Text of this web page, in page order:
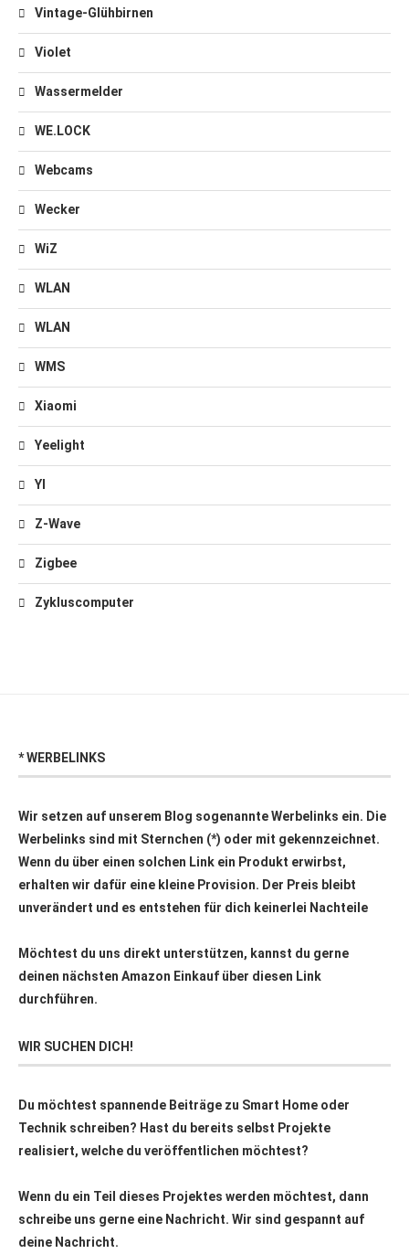
Vintage-Glühbirnen
Violet
Wassermelder
WE.LOCK
Webcams
Wecker
WiZ
WLAN
WLAN
WMS
Xiaomi
Yeelight
YI
Z-Wave
Zigbee
Zykluscomputer
* WERBELINKS
Wir setzen auf unserem Blog sogenannte Werbelinks ein. Die
Werbelinks sind mit Sternchen (*) oder mit gekennzeichnet.
Wenn du über einen solchen Link ein Produkt erwirbst,
erhalten wir dafür eine kleine Provision. Der Preis bleibt
unverändert und es entstehen für dich keinerlei Nachteile
Möchtest du uns direkt unterstützen, kannst du gerne
deinen nächsten Amazon Einkauf über diesen Link
durchführen.
WIR SUCHEN DICH!
Du möchtest spannende Beiträge zu Smart Home oder
Technik schreiben? Hast du bereits selbst Projekte
realisiert, welche du veröffentlichen möchtest?
Wenn du ein Teil dieses Projektes werden möchtest, dann
schreibe uns gerne eine Nachricht. Wir sind gespannt auf
deine Nachricht.